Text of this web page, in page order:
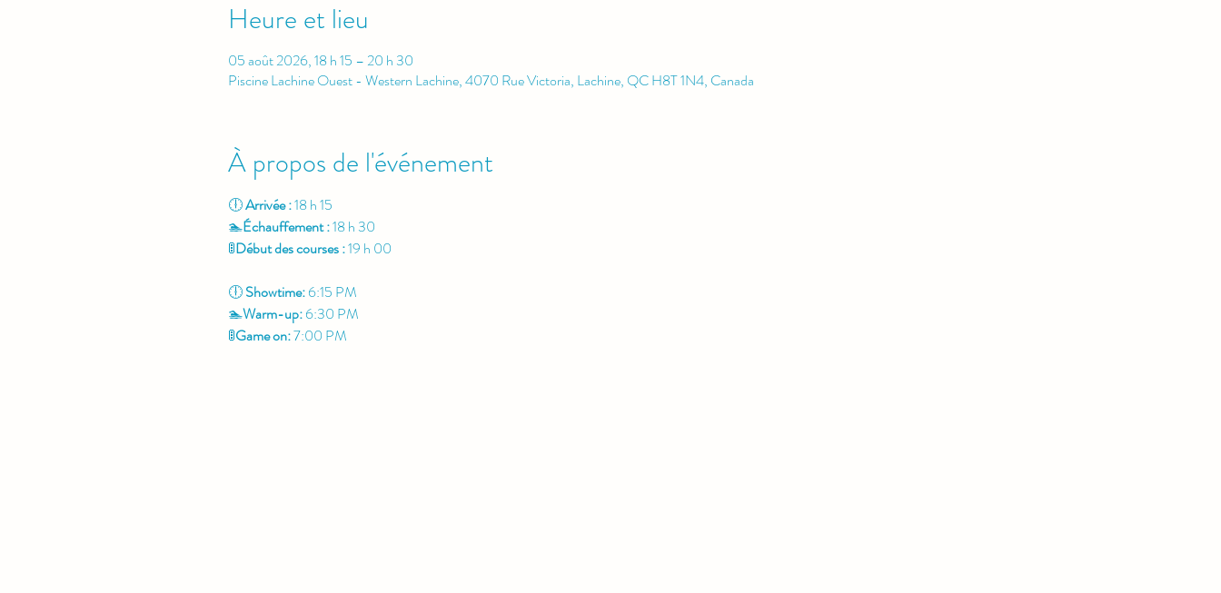
Heure et lieu
05 août 2026, 18 h 15 – 20 h 30
Piscine Lachine Ouest - Western Lachine, 4070 Rue Victoria, Lachine, QC H8T 1N4, Canada
À propos de l'événement
🕕 Arrivée : 18 h 15
🏊Échauffement : 18 h 30
🚦Début des courses : 19 h 00
🕕 Showtime: 6:15 PM
🏊Warm-up: 6:30 PM
🚦Game on: 7:00 PM